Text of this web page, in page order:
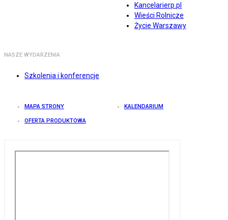
Kancelarierp.pl
Wieści Rolnicze
Życie Warszawy
NASZE WYDARZENIA
Szkolenia i konferencje
MAPA STRONY KALENDARIUM
OFERTA PRODUKTOWA